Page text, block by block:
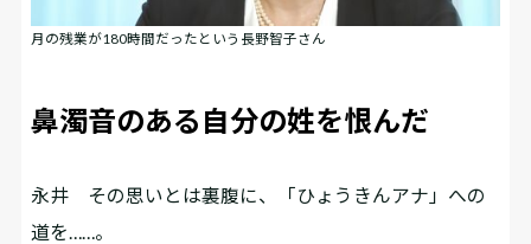
月の残業が180時間だったという長野智子さん
鼻濁音のある自分の姓を恨んだ
永井 その思いとは裏腹に、「ひょうきんアナ」への
道を……。